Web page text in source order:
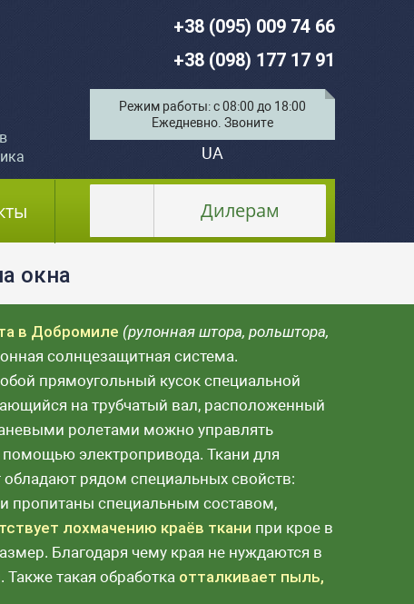
Дилерам
+38 (095) 009 74 66
+38 (098) 177 17 91
Режим работы: с 08:00 до 18:00
Ежедневно. Звоните
UA
окна
в Добромиле (рулонная штора, рольштора,
солнцезащитная система.
прямоугольный кусок специальной
на трубчатый вал, расположенный
ролетами можно управлять
электропривода. Ткани для
обладают рядом специальных свойств:
пропитаны специальным составом,
лохмачению краёв ткани при крое в
Благодаря чему края не нуждаются в
такая обработка отталкивает пыль,